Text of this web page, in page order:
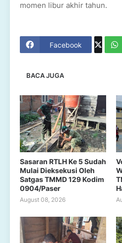
momen libur akhir tahun.
Facebook
BACA JUGA
Sasaran RTLH Ke 5 Sudah
Mulai Dieksekusi Oleh
Satgas TMMD 129 Kodim
0904/Paser
August 08, 2026